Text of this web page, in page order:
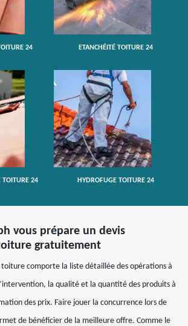
24 ETANCHÉITÉ TOITURE 24
TOITURE 24 HYDROFUGE TOITURE 24
vous prépare un devis
gratuitement
toiture comporte la liste détaillée des opérations à
la qualité et la quantité des produits à
des prix. Faire jouer la concurrence lors de
de bénéficier de la meilleure offre. Comme le